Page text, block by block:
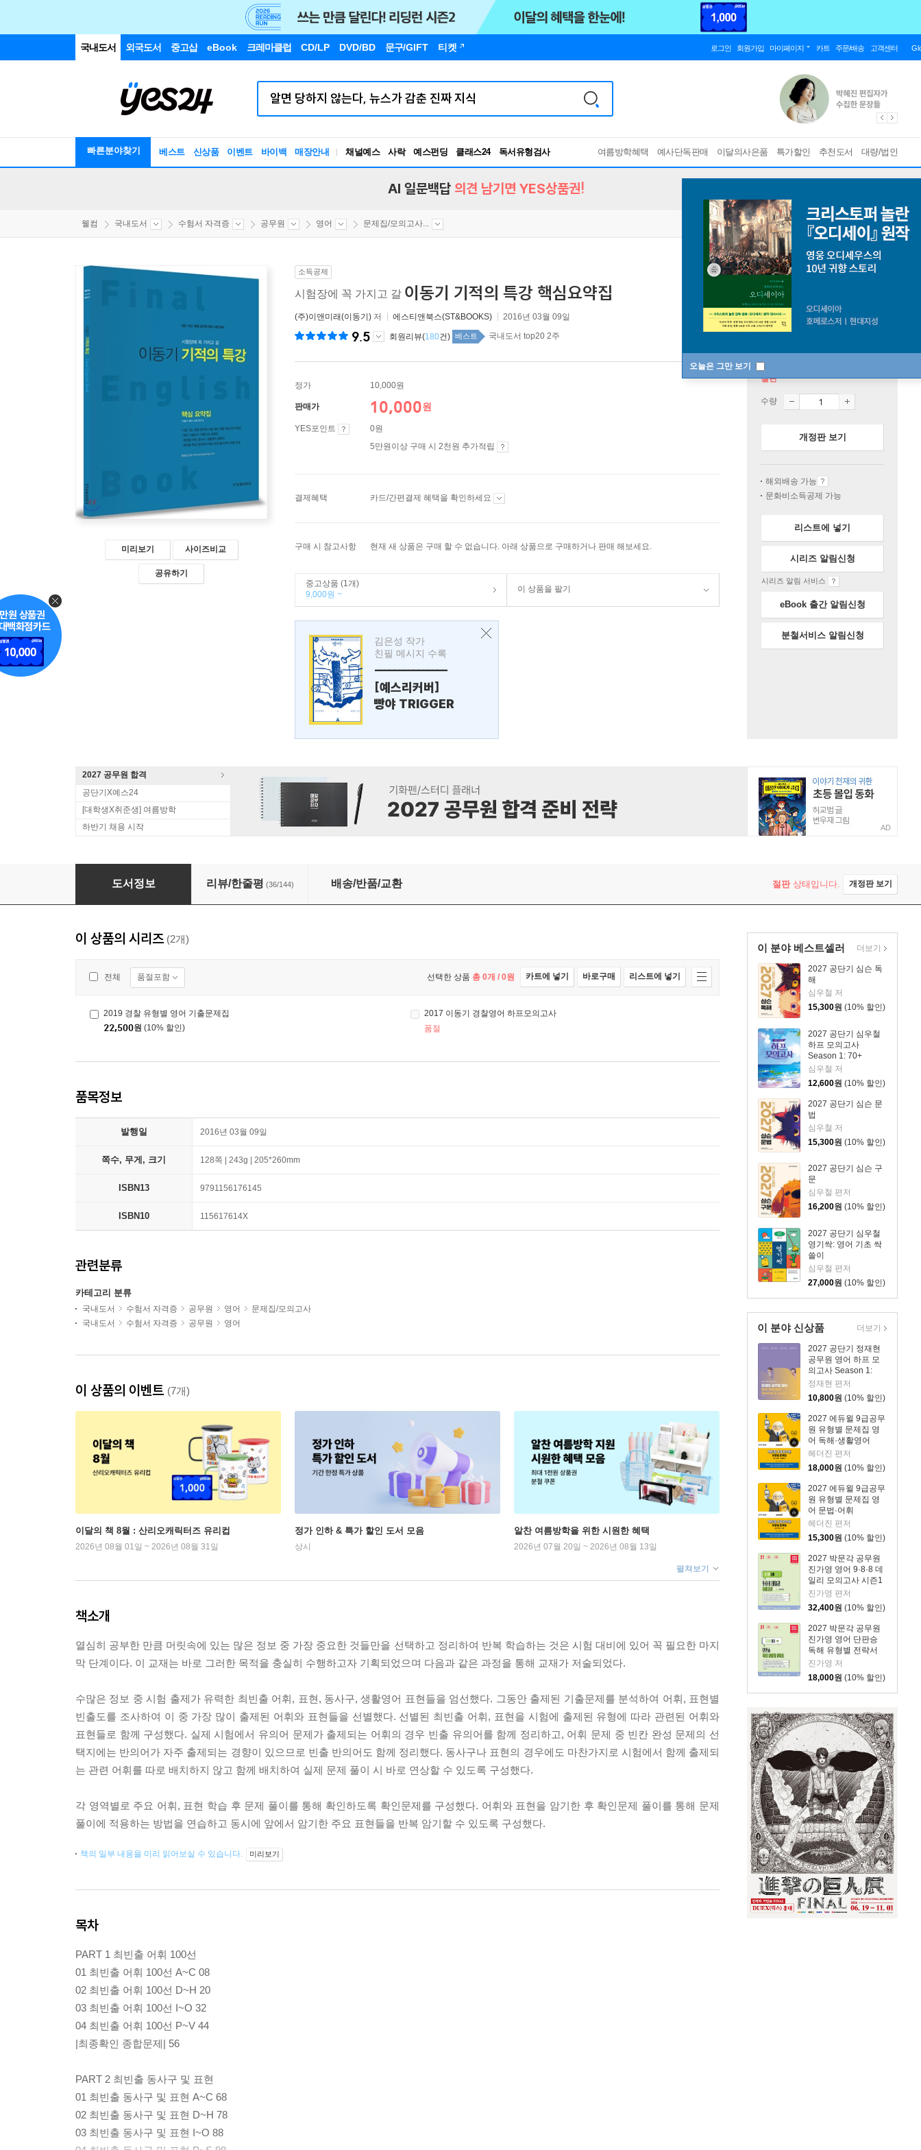
국내도서 외국도서 중고샵 eBook 크레마클럽 CD/LP DVD/BD 문구/GIFT 티켓 로그인 회원가입 마이페이지 카트 주문/배송 고객센터
빠른분야찾기 베스트 신상품 이벤트 바이백 매장안내 채널예스 사락 예스펀딩 클래스24
독서유형검사
RBTI Lab
여름방학혜택 예사단독판매 이달의사은품 특가할인 추천도서 대량/법인
오늘은 그만 보기
AI 일문백답 의견 남기면 YES상품권!
웰컴 국내도서 수험서 자격증 공무원 영어 문제집/모의고사...
미리보기 사이즈비교
공유하기
소득공제
시험장에 꼭 가지고 갈 이동기 기적의 특강 핵심요약집
(주)이앤미래(이동기) 저 에스티앤북스(ST&BOOKS) 2016년 03월 09일
9.5 회원리뷰(180건) 베스트 국내도서 top20 2주
정가 10,000원
판매가 10,000원
YES포인트
0원
5만원이상 구매 시 2천원 추가적립
결제혜택 카드/간편결제 혜택을 확인하세요
구매 시 참고사항 현재 새 상품은 구매 할 수 없습니다. 아래 상품으로 구매하거나 판매 해보세요.
중고상품 (1개)
9,000원 ~
이 상품을 팔기
김은성 작가
친필 메시지 수록
---------------
[예스리커버]
빵야 TRIGGER
절판
수량
개정판 보기
해외배송 가능
문화비소득공제 가능
리스트에 넣기
시리즈 알림신청
시리즈 알림 서비스
eBook 출간 알림신청
분철서비스 알림신청
2027 공무원 합격
공단기X예스24
[대학생X취준생] 여름방학
하반기 채용 시작
AD
이동기 기적의 특강 핵심요약집
도서정보 리뷰/한줄평 (36/144) 배송/반품/교환 절판상태입니다. 개정판 보기
이 분야 베스트셀러
2027 공단기 심슨 독
해
심우철 저
15,300원 (10% 할인)
2027 공단기 심우철
하프 모의고사
Season 1: 70+
심우철 저
12,600원 (10% 할인)
2027 공단기 심슨 문
법
심우철 저
15,300원 (10% 할인)
2027 공단기 심슨 구
문
심우철 편저
16,200원 (10% 할인)
2027 공단기 심우철
영기싹: 영어 기초 싹
쓸이
심우철 편저
27,000원 (10% 할인)
더보기
이 분야 신상품
2027 공단기 정재현
공무원 영어 하프 모
의고사 Season 1:
Essential
정재현 편저
10,800원 (10% 할인)
2027 에듀윌 9급공무
원 유형별 문제집 영
어 독해·생활영어
헤더진 편저
18,000원 (10% 할인)
2027 에듀윌 9급공무
원 유형별 문제집 영
어 문법·어휘
헤더진 편저
15,300원 (10% 할인)
2027 박문각 공무원
진가영 영어 9·8·8 데
일리 모의고사 시즌1
기본 완성
진가영 편저
32,400원 (10% 할인)
2027 박문각 공무원
진가영 영어 단판승
독해 유형별 전략서
진가영 저
18,000원 (10% 할인)
더보기
이 상품의 시리즈 (2개)
전체 품절포함 선택한 상품 총 0개 / 0원 카트에 넣기 바로구매 리스트에 넣기
2019 경찰 유형별 영어 기출문제집
22,500원 (10% 할인)
2017 이동기 경찰영어 하프모의고사
품절
품목정보
발행일 2016년 03월 09일
쪽수, 무게, 크기 128쪽 | 243g | 205*260mm
ISBN13 9791156176145
ISBN10 115617614X
관련분류
카테고리 분류
국내도서 수험서 자격증 공무원 영어
문제집/모의고사
국내도서
수험서 자격증 공무원 영어
이 상품의 이벤트 (7개)
이달의 책 8월 : 산리오캐릭터즈 유리컵
2026년 08월 01일 ~ 2026년 08월 31일
정가 인하 & 특가 할인 도서 모음
상시
알찬 여름방학을 위한 시원한 혜택
2026년 07월 20일 ~ 2026년 08월 13일
펼쳐보기
책소개
열심히 공부한 만큼 머릿속에 있는 많은 정보 중 가장 중요한 것들만을 선택하고 정리하여 반복 학습하는 것은 시험 대비에 있어 꼭 필요한 마지
막 단계이다. 이 교재는 바로 그러한 목적을 충실히 수행하고자 기획되었으며 다음과 같은 과정을 통해 교재가 저술되었다.
수많은 정보 중 시험 출제가 유력한 최빈출 어휘, 표현, 동사구, 생활영어 표현들을 엄선했다. 그동안 출제된 기출문제를 분석하여 어휘, 표현별
빈출도를 조사하여 이 중 가장 많이 출제된 어휘와 표현들을 선별했다. 선별된 최빈출 어휘, 표현을 시험에 출제된 유형에 따라 관련된 어휘와
표현들로 함께 구성했다. 실제 시험에서 유의어 문제가 출제되는 어휘의 경우 빈출 유의어를 함께 정리하고, 어휘 문제 중 빈칸 완성 문제의 선
택지에는 반의어가 자주 출제되는 경향이 있으므로 빈출 반의어도 함께 정리했다. 동사구나 표현의 경우에도 마찬가지로 시험에서 함께 출제되
는 관련 어휘를 따로 배치하지 않고 함께 배치하여 실제 문제 풀이 시 바로 연상할 수 있도록 구성했다.
각 영역별로 주요 어휘, 표현 학습 후 문제 풀이를 통해 확인하도록 확인문제를 구성했다. 어휘와 표현을 암기한 후 확인문제 풀이를 통해 문제
풀이에 적용하는 방법을 연습하고 동시에 앞에서 암기한 주요 표현들을 반복 암기할 수 있도록 구성했다.
책의 일부 내용을 미리 읽어보실 수 있습니다. 미리보기
목차
PART 1 최빈출 어휘 100선
01 최빈출 어휘 100선 A~C 08
02 최빈출 어휘 100선 D~H 20
03 최빈출 어휘 100선 I~O 32
04 최빈출 어휘 100선 P~V 44
|최종확인 종합문제| 56
PART 2 최빈출 동사구 및 표현
01 최빈출 동사구 및 표현 A~C 68
02 최빈출 동사구 및 표현 D~H 78
03 최빈출 동사구 및 표현 I~O 88